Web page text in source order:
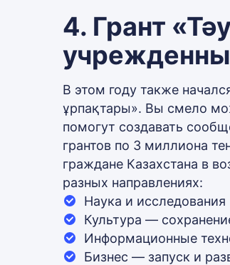
4. Грант
В этом году также
ұрпақтары». Вы смело
помогут создавать
грантов по 3 миллиона
граждане Казахстана в
разных направлениях:
Наука и исследования
Культура —
Информационные
Бизнес — запуск и